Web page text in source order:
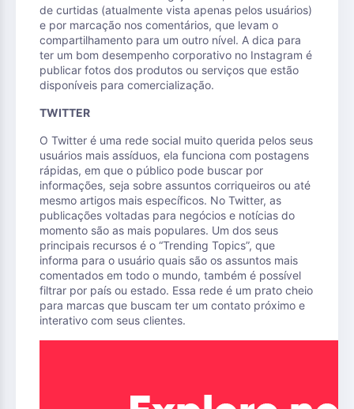
de curtidas (atualmente vista apenas pelos usuários)
e por marcação nos comentários, que levam o
compartilhamento para um outro nível. A dica para
ter um bom desempenho corporativo no Instagram é
publicar fotos dos produtos ou serviços que estão
disponíveis para comercialização.
TWITTER
O Twitter é uma rede social muito querida pelos seus
usuários mais assíduos, ela funciona com postagens
rápidas, em que o público pode buscar por
informações, seja sobre assuntos corriqueiros ou até
mesmo artigos mais específicos. No Twitter, as
publicações voltadas para negócios e notícias do
momento são as mais populares. Um dos seus
principais recursos é o “Trending Topics”, que
informa para o usuário quais são os assuntos mais
comentados em todo o mundo, também é possível
filtrar por país ou estado. Essa rede é um prato cheio
para marcas que buscam ter um contato próximo e
interativo com seus clientes.